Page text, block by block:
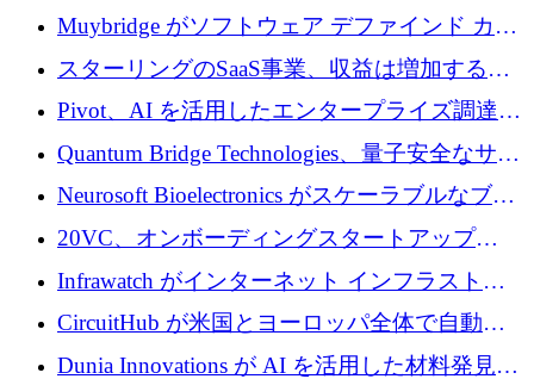
るために 3 億ユーロの信用枠を確保
Muybridge がソフトウェア デファインド カメ
ラ テクノロジーを拡張するためにシリーズ A
で 1,600 万ドルを調達
スターリングのSaaS事業、収益は増加するも
グループ利益は減少
Pivot、AI を活用したエンタープライズ調達プ
ラットフォームを拡大するために 4,000 万ド
ルを調達
Quantum Bridge Technologies、量子安全なサイ
バーセキュリティ インフラストラクチャの拡
Neurosoft Bioelectronics がスケーラブルなブレ
イン コンピューター インターフェイスのため
に 750 万ドルを調達
20VC、オンボーディングスタートアップ
Prelude へのシリーズ A 投資で 2,000 万ドルを
Infrawatch がインターネット インフラストラ
クチャ インテリジェンス向けに 300 万ドルの
プレシードを確保
CircuitHub が米国とヨーロッパ全体で自動電
子機器製造を拡大するために 2,800 万ドルを
Dunia Innovations が AI を活用した材料発見を